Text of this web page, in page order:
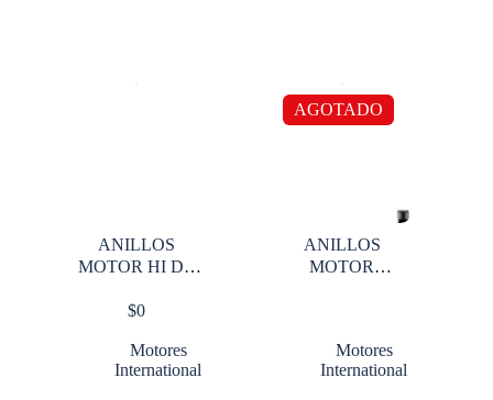
ANILLOS
MOTOR HI DT
$0
Motores
International
AGOTADO
ANILLOS
MOTOR
Motores
International